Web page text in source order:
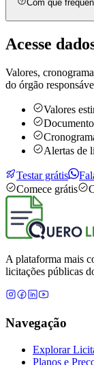
Com que
Acesse
Valores,
do órgão
Valores
Alertas de
Testar grátis
Comece grátis
A plataforma mais
licitações públicas
Navegação
Explorar
Planos e